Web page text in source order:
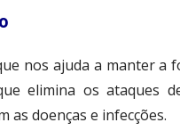
nos ajuda a manter a
elimina os ataques
doenças e infecções.